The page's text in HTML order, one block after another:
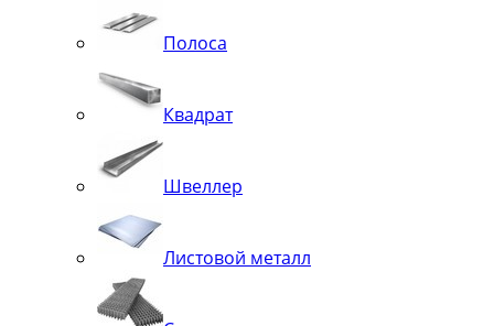
Полоса
Квадрат
Швеллер
Листовой металл